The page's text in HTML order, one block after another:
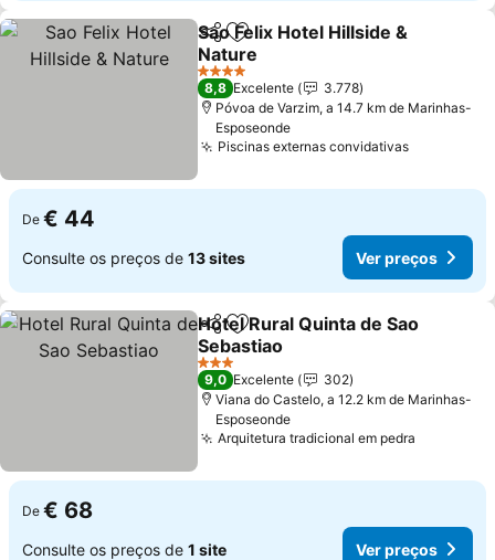
PartilharAdicionar aos favoritos
Sao Felix Hotel Hillside &
Nature
Ver preços
4 Estrelas
8,8 Excelente
3.778
Póvoa de Varzim, a 14.7 km de Marinhas-
Esposeonde
Piscinas externas convidativasVer
De € 44
Consulte os preços de 13 sites Ver preços
PartilharAdicionar aos favoritos
Hotel Rural Quinta de Sao
Sebastiao
Ver preços
3 Estrelas
9,0 Excelente
302
Viana do Castelo, a 12.2 km de Marinhas-
Esposeonde
Arquitetura tradicional em pedra
De € 68
Consulte os preços de 1 site Ver preços